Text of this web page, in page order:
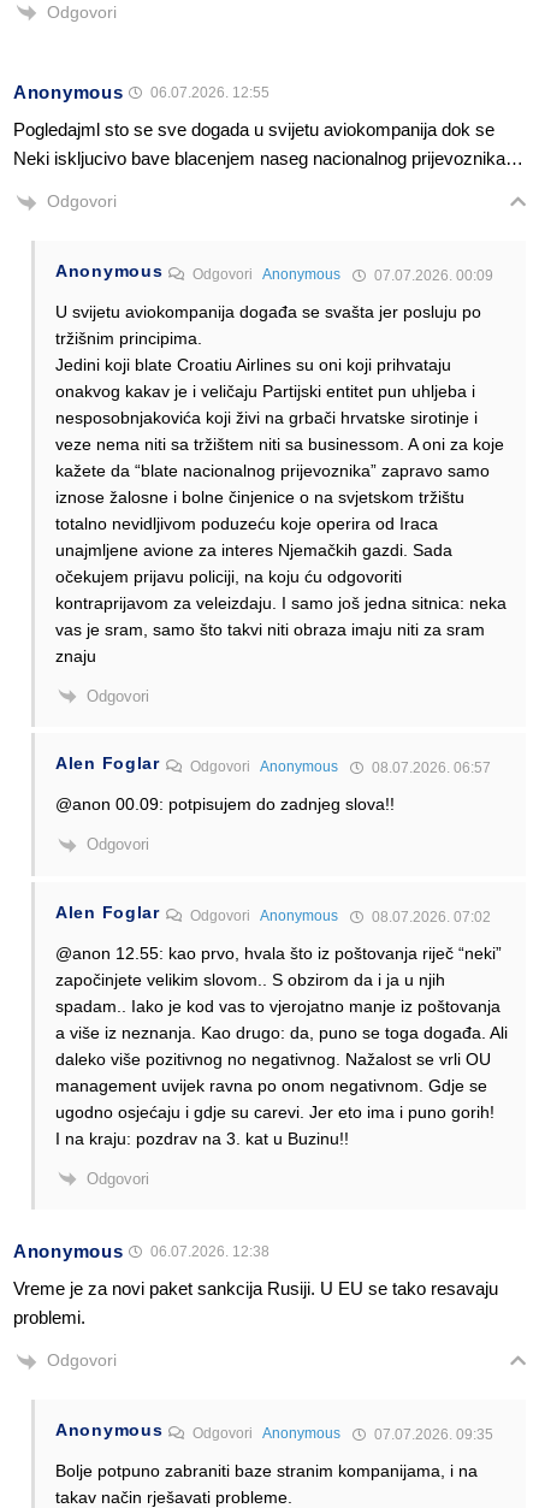
Odgovori
Anonymous 06.07.2026. 12:55
Pogledajml sto se sve dogada u svijetu aviokompanija dok se
Neki iskljucivo bave blacenjem naseg nacionalnog prijevoznika…
Odgovori
Anonymous OdgovoriAnonymous 07.07.2026. 00:09
U svijetu aviokompanija događa se svašta jer posluju po
tržišnim principima.
Jedini koji blate Croatiu Airlines su oni koji prihvataju
onakvog kakav je i veličaju Partijski entitet pun uhljeba i
nesposobnjakovića koji živi na grbači hrvatske sirotinje i
veze nema niti sa tržištem niti sa businessom. A oni za koje
kažete da “blate nacionalnog prijevoznika” zapravo samo
iznose žalosne i bolne činjenice o na svjetskom tržištu
totalno nevidljivom poduzeću koje operira od Iraca
unajmljene avione za interes Njemačkih gazdi. Sada
očekujem prijavu policiji, na koju ću odgovoriti
kontraprijavom za veleizdaju. I samo još jedna sitnica: neka
vas je sram, samo što takvi niti obraza imaju niti za sram
znaju
Odgovori
Alen Foglar Odgovori Anonymous 08.07.2026. 06:57
@anon 00.09: potpisujem do zadnjeg slova!!
Odgovori
Alen Foglar Odgovori Anonymous 08.07.2026. 07:02
@anon 12.55: kao prvo, hvala što iz poštovanja riječ “neki”
započinjete velikim slovom.. S obzirom da i ja u njih
spadam.. Iako je kod vas to vjerojatno manje iz poštovanja
a više iz neznanja. Kao drugo: da, puno se toga događa. Ali
daleko više pozitivnog no negativnog. Nažalost se vrli OU
management uvijek ravna po onom negativnom. Gdje se
ugodno osjećaju i gdje su carevi. Jer eto ima i puno gorih!
I na kraju: pozdrav na 3. kat u Buzinu!!
Odgovori
Anonymous 06.07.2026. 12:38
Vreme je za novi paket sankcija Rusiji. U EU se tako resavaju
problemi.
Odgovori
Anonymous OdgovoriAnonymous 07.07.2026. 09:35
Bolje potpuno zabraniti baze stranim kompanijama, i na
takav način rješavati probleme.